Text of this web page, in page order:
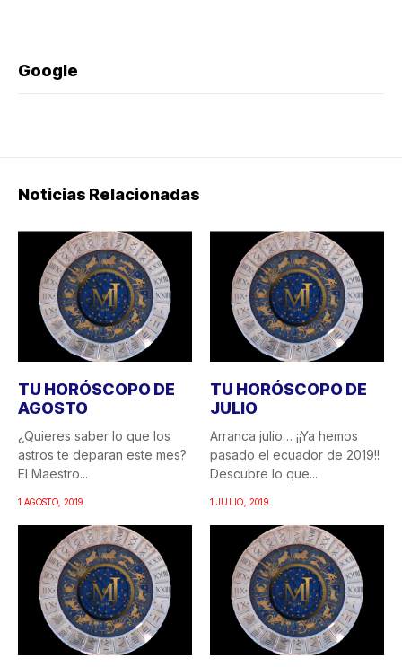
Google
Noticias Relacionadas
TU HORÓSCOPO DE
AGOSTO
¿Quieres saber lo que los
astros te deparan este mes?
El Maestro...
1 AGOSTO, 2019
TU HORÓSCOPO DE
JULIO
Arranca julio… ¡¡Ya hemos
pasado el ecuador de 2019!!
Descubre lo que...
1 JULIO, 2019